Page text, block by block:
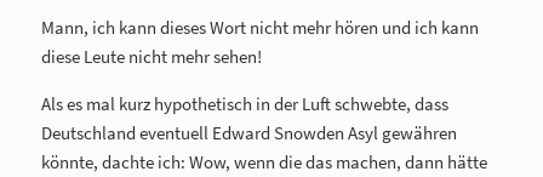
Mann, ich kann dieses Wort nicht mehr hören und ich kann
diese Leute nicht mehr sehen!
Als es mal kurz hypothetisch in der Luft schwebte, dass
Deutschland eventuell Edward Snowden Asyl gewähren
könnte, dachte ich: Wow, wenn die das machen, dann hätte